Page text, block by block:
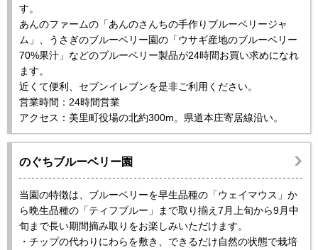
す。
あんのファームの「あんのさんちの手作りブルーベリージャ
ム」、うさぎのブルーベリー園の「ウサギ産地のブルーベリー
70%果汁」などのブルーベリー製品が24時間お買い求めになれ
ます。
近くて便利、セブンイレブンを是非ご利用ください。
営業時間：24時間営業
アクセス：美里町役場の北約300m。県道本庄寄居線沿い。
のぐちブルーベリー園
当園の特徴は、ブルーベリーを早生品種の「ウェイマウス」か
ら晩生品種の「ティフブルー」まで取り揃え7月上旬から9月中
旬まで長い期間摘み取りをお楽しみいただけます。
・チップの代わりにわらを敷き、できるだけ自然の状態で栽培